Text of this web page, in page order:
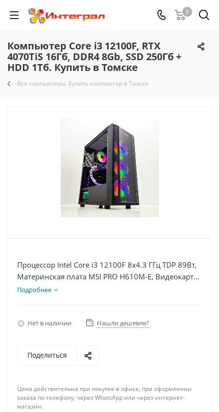
0
Компьютер Core i3 12100F, RTX
4070TiS 16Гб, DDR4 8Gb, SSD 250Гб +
HDD 1Тб. Купить в Томске
Все компьютеры. Купить компьютер в Томске
Процессор Intel Core i3 12100F 8x4.3 ГГц TDP 89Вт,
Материнская плата MSI PRO H610M-E, Видеокарта
RTX 4070TiS 16Гб, Память DDR4 8Gb, Диски
Подробнее
Нет в наличии Нашли дешевле?
Поделиться
Цена действительна при покупке в офисе, при оформлении
заказа по телефону, через WhatsApp или через интернет-
магазин.